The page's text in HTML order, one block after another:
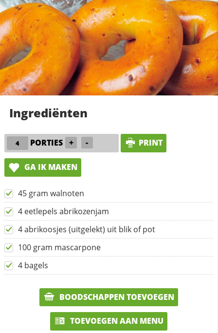
Ingrediënten
PORTIES + - PRINT
GA IK MAKEN
45 gram walnoten
4 eetlepels abrikozenjam
4 abrikoosjes (uitgelekt) uit blik of pot
100 gram mascarpone
4 bagels
BOODSCHAPPEN TOEVOEGEN
TOEVOEGEN AAN MENU